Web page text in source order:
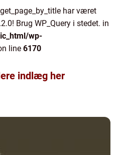
har været
Brug WP_Query i stedet. in
wp-
line 6170
indlæg her